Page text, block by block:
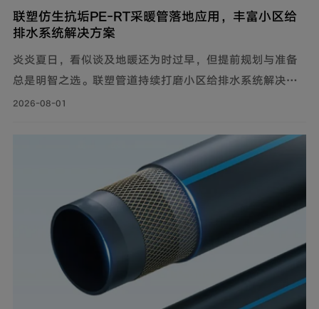
联塑仿生抗垢PE‑RT采暖管落地应用，丰富小区给
排水系统解决方案
炎炎夏日，看似谈及地暖还为时过早，但提前规划与准备
总是明智之选。联塑管道持续打磨小区给排水系统解决方
案，推出仿生抗垢系列家装PE-RT采暖管，既满足家庭冬
2026-08-01